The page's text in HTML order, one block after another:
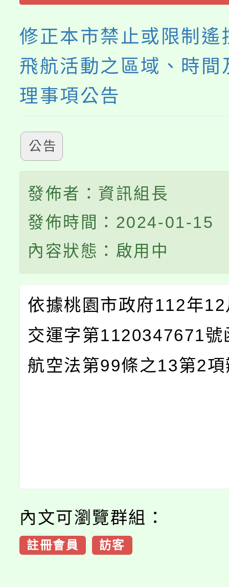
修正本市禁止或限制遙
飛航活動之區域、時間
理事項公告
公告
發佈者：資訊組長
發佈時間：2024-01-15
內容狀態：啟用中
依據桃園市政府112年
交運字第1120347671號
航空法第99條之13第2
內文可瀏覽群組：
註冊會員 訪客